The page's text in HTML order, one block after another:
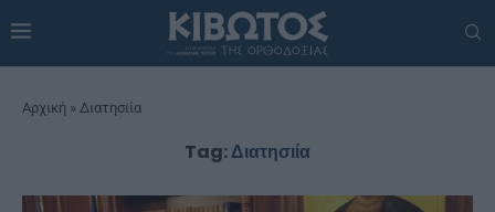
Αρχική » Διατησιία
Tag:Διατησιία